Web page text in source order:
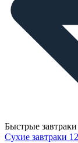
Быстрые завтраки
Сухие завтраки 12